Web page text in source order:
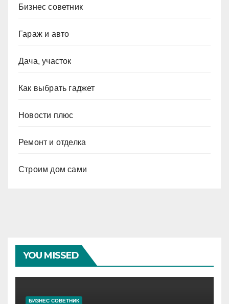
Бизнес советник
Гараж и авто
Дача, участок
Как выбрать гаджет
Новости плюс
Ремонт и отделка
Строим дом сами
YOU MISSED
БИЗНЕС СОВЕТНИК